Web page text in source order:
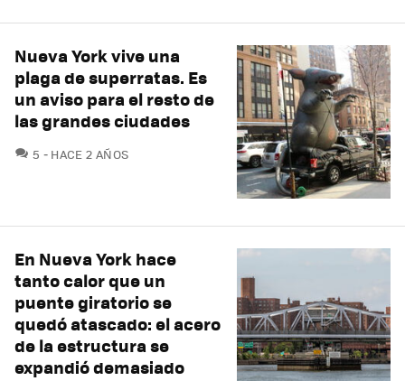
Nueva York vive una
plaga de superratas. Es
un aviso para el resto de
las grandes ciudades
5 COMENTARIOS
HACE 2 AÑOS
En Nueva York hace
tanto calor que un
puente giratorio se
quedó atascado: el acero
de la estructura se
expandió demasiado